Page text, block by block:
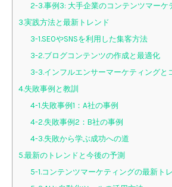
2-3.事例3: 大手企業のコンテンツマーケ
3.実践方法と最新トレンド
3-1.SEOやSNSを利用した集客方法
3-2.ブログコンテンツの作成と最適化
3-3.インフルエンサーマーケティングと
4.失敗事例と教訓
4-1.失敗事例1：A社の事例
4-2.失敗事例2：B社の事例
4-3.失敗から学ぶ成功への道
5.最新のトレンドと今後の予測
5-1.コンテンツマーケティングの最新ト